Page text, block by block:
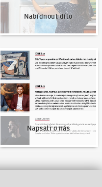
Nabídnout dílo
Napsali o nás
Napsali o nás